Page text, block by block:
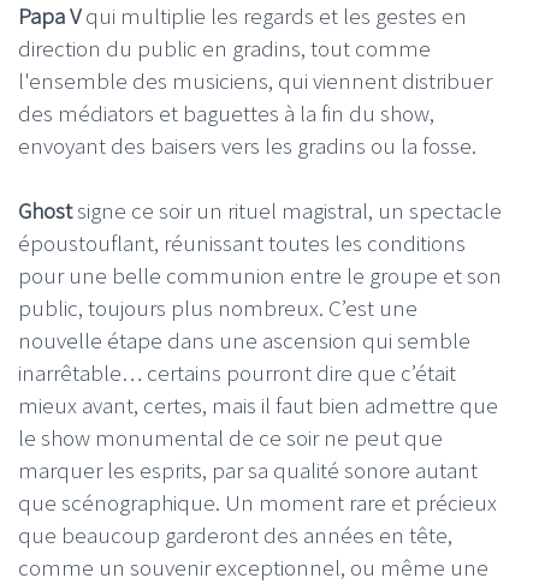
Papa Vqui multiplie les regards et les gestes en
direction du public en gradins, tout comme
l'ensemble des musiciens, qui viennent distribuer
des médiators et baguettes à la fin du show,
envoyant des baisers vers les gradins ou la fosse.
Ghostsigne ce soir un rituel magistral, un spectacle
époustouflant, réunissant toutes les conditions
pour une belle communion entre le groupe et son
public, toujours plus nombreux. C’est une
nouvelle étape dans une ascension qui semble
inarrêtable… certains pourront dire que c’était
mieux avant, certes, mais il faut bien admettre que
le show monumental de ce soir ne peut que
marquer les esprits, par sa qualité sonore autant
que scénographique. Un moment rare et précieux
que beaucoup garderont des années en tête,
comme un souvenir exceptionnel, ou même une